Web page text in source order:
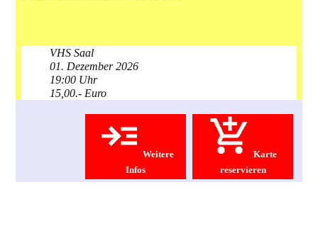
VHS Saal
01. Dezember 2026
19:00 Uhr
15,00.- Euro
Karte
reservieren
Weitere
Infos